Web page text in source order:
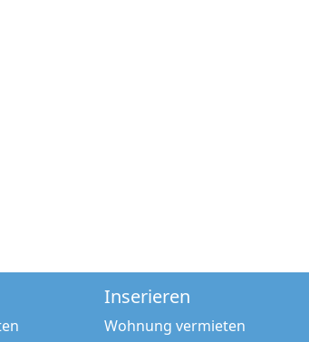
Inserieren
Wohnung vermieten